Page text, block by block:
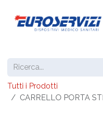
Tutti i Prodotti
CARRELLO PORTA